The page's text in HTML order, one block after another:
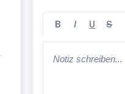
B I U S